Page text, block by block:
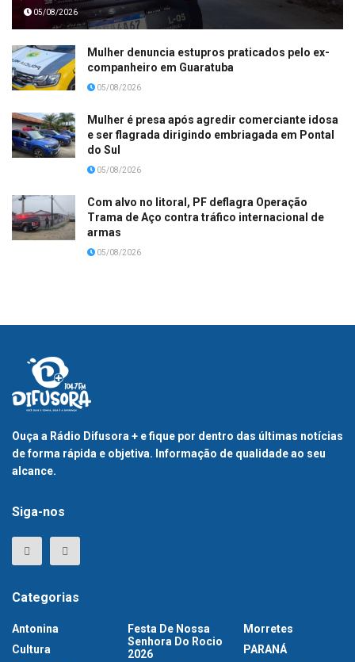
05/08/2026
Mulher denuncia estupros praticados pelo ex-
companheiro em Guaratuba
05/08/2026
Mulher é presa após agredir comerciante idosa
e ser flagrada dirigindo embriagada em Pontal
do Sul
05/08/2026
Com alvo no litoral, PF deflagra Operação
Trama de Aço contra tráfico internacional de
armas
05/08/2026
Ouça a Rádio Difusora + e fique por dentro das últimas notícias
de forma rápida e objetiva. Informação de qualidade ao seu
alcance.
Siga-nos
Categorias
Antonina
Cultura
Festa De Nossa
Senhora Do Rocio
2026
Morretes
PARANÁ